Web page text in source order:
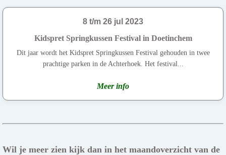
8 t/m 26 jul 2023
Kidspret Springkussen Festival in Doetinchem
Dit jaar wordt het Kidspret Springkussen Festival gehouden in twee
prachtige parken in de Achterhoek. Het festival...
Meer info
Wil je meer zien kijk dan in het maandoverzicht van de